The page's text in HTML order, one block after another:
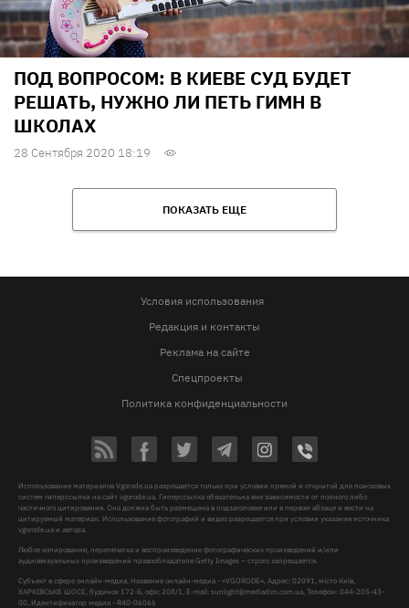
ПОД ВОПРОСОМ: В КИЕВЕ СУД БУДЕТ
РЕШАТЬ, НУЖНО ЛИ ПЕТЬ ГИМН В
ШКОЛАХ
28 Сентября 2020 18:19
ПОКАЗАТЬ ЕЩЕ
Условия использования
Редакция и контакты
Реклама на сайте
Спецпроекты
Политика конфиденциальности
Использование материалов Vgorode.ua разрешается только при условии прямой и открытой для поисковых
систем гиперссылки на сайт vgorode.ua. Гиперссылка обязательна вне зависимости от полного либо
частичного цитирования. Она должна быть размещена в подзаголовке или в первом абзаце и вести на
цитируемый материал. Использование фотографий и видео разрешается при условии указания источника
vgorode.ua и автора.
Любое копирование, перепечатка и воспроизведение фотографических произведений и/или
аудиовизуальных произведений правообладателя Getty Images – строго запрещается.
Субъект в сфере онлайн-медиа, Название онлайн-медиа - «VGORODE», Адрес: 02091, місто Київ,
ХАРКІВСЬКЕ ШОСЕ, будинок 172-Б, офіс 208/1, E-mail:sunlight@mediadim.com.ua, Телефон: 044-205-43-
00, Идентификатор медиа - R40-06066